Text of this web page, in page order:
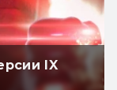
IX